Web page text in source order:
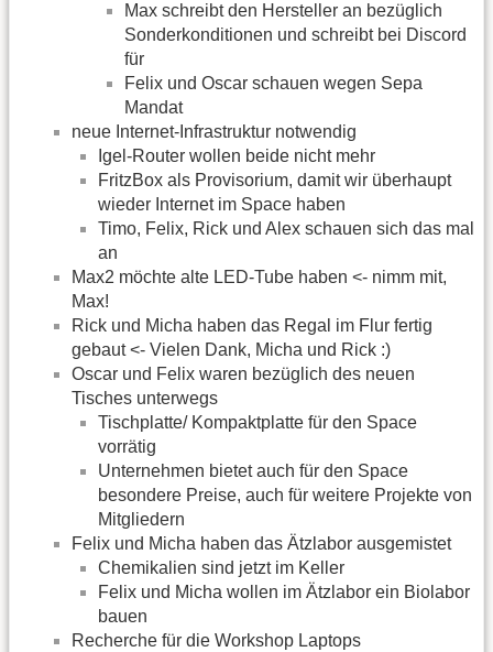
Max schreibt den Hersteller an bezüglich
Sonderkonditionen und schreibt bei Discord
für
Felix und Oscar schauen wegen Sepa
Mandat
neue Internet-Infrastruktur notwendig
Igel-Router wollen beide nicht mehr
FritzBox als Provisorium, damit wir überhaupt
wieder Internet im Space haben
Timo, Felix, Rick und Alex schauen sich das mal
an
Max2 möchte alte LED-Tube haben <- nimm mit,
Max!
Rick und Micha haben das Regal im Flur fertig
gebaut <- Vielen Dank, Micha und Rick :)
Oscar und Felix waren bezüglich des neuen
Tisches unterwegs
Tischplatte/ Kompaktplatte für den Space
vorrätig
Unternehmen bietet auch für den Space
besondere Preise, auch für weitere Projekte von
Mitgliedern
Felix und Micha haben das Ätzlabor ausgemistet
Chemikalien sind jetzt im Keller
Felix und Micha wollen im Ätzlabor ein Biolabor
bauen
Recherche für die Workshop Laptops